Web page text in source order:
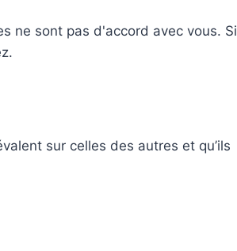
ne sont pas d'accord avec vous. Si
sur celles des autres et qu’ils